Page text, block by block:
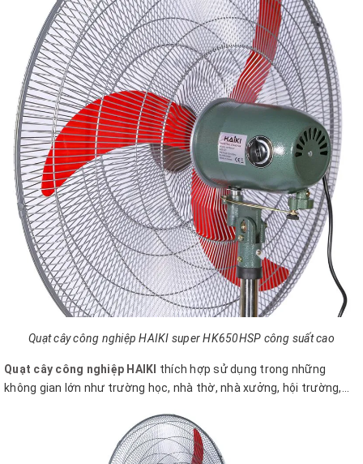
Quạt cây công nghiệp HAIKI super HK650HSP công suất cao
Quạt cây công nghiệp HAIKI thích hợp sử dụng trong những
không gian lớn như trường học, nhà thờ, nhà xưởng, hội trường,...